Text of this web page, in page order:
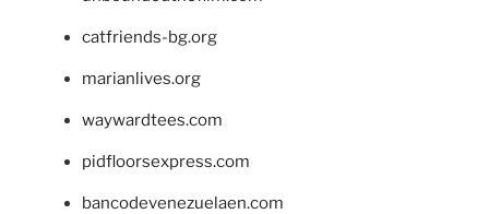
catfriends-bg.org
marianlives.org
waywardtees.com
pidfloorsexpress.com
bancodevenezuelaen.com